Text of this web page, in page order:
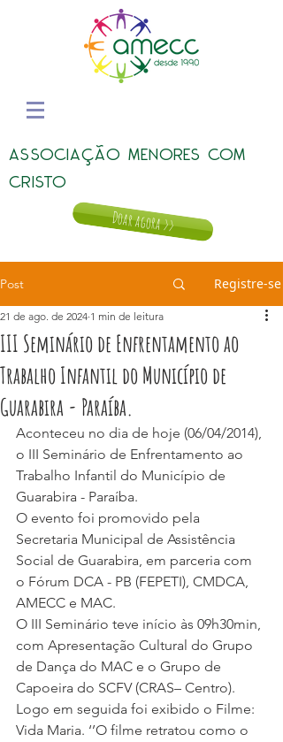
ASSOCIAÇÃO MENORES COM
CRISTO
Doar agora >>
Post Registre-se
III Seminário de Enfrentamento ao
Trabalho Infantil do Município de
Guarabira - Paraíba.
21 de ago. de 2024 1 min de leitura
Aconteceu no dia de hoje (06/04/2014),
o III Seminário de Enfrentamento ao
Trabalho Infantil do Município de
Guarabira - Paraíba.
O evento foi promovido pela
Secretaria Municipal de Assistência
Social de Guarabira, em parceria com
o Fórum DCA - PB (FEPETI), CMDCA,
AMECC e MAC.
O III Seminário teve início às 09h30min,
com Apresentação Cultural do Grupo
de Dança do MAC e o Grupo de
Capoeira do SCFV (CRAS– Centro).
Logo em seguida foi exibido o Filme:
Vida Maria. ‘’O filme retratou como o